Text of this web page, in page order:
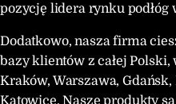
pozycję lidera rynku
Dodatkowo, nasza firma
bazy klientów z całej
Kraków, Warszawa, Gdańsk,
Katowice. Nasze produkty